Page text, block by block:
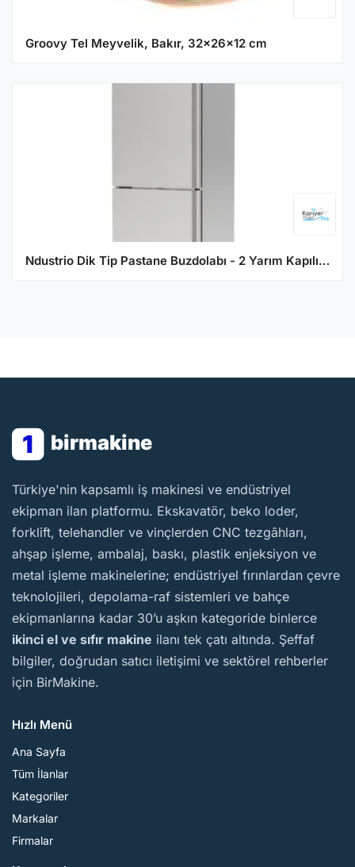
Groovy Tel Meyvelik, Bakır, 32x26x12 cm
Ndustrio Dik Tip Pastane Buzdolabı - 2 Yarım Kapılı CPP-102-UC
1 birmakine
BirMakine
Türkiye'nin kapsamlı iş makinesi ve endüstriyel
ekipman ilan platformu. Ekskavatör, beko loder,
forklift, telehandler ve vinçlerden CNC tezgâhları,
ahşap işleme, ambalaj, baskı, plastik enjeksiyon ve
metal işleme makinelerine; endüstriyel fırınlardan çevre
teknolojileri, depolama-raf sistemleri ve bahçe
ekipmanlarına kadar 30’u aşkın kategoride binlerce
ikinci el ve sıfır makine ilanı tek çatı altında. Şeffaf
bilgiler, doğrudan satıcı iletişimi ve sektörel rehberler
için BirMakine.
Hızlı Menü
Ana Sayfa
Tüm İlanlar
Kategoriler
Markalar
Firmalar